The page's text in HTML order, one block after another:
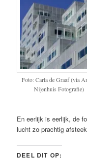
Foto: Carla de Graaf (via
Nijenhuis Fotografie)
En eerlijk is eerlijk, de
lucht zo prachtig
DEEL DIT OP: